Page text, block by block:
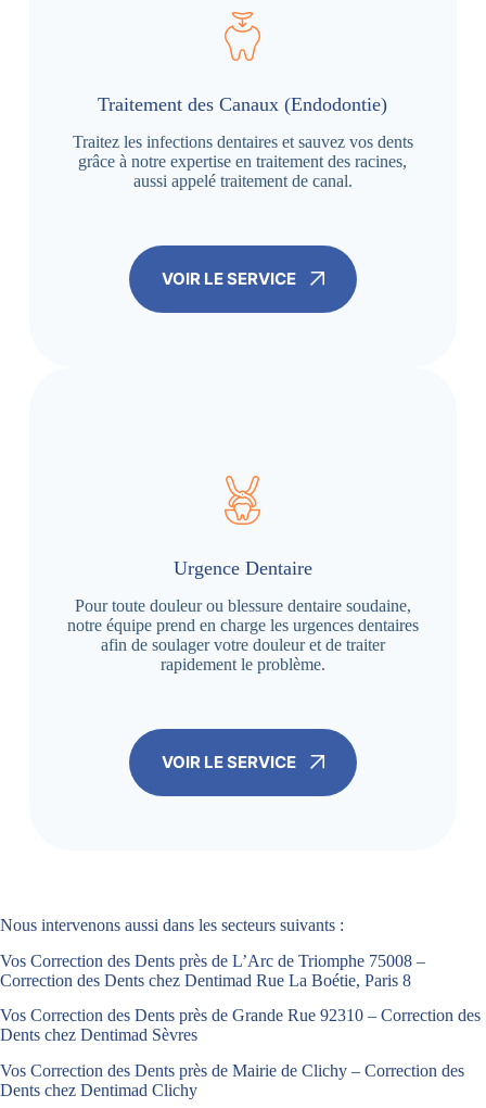
Traitement des Canaux (Endodontie)
Traitez les infections dentaires et sauvez vos dents
grâce à notre expertise en traitement des racines,
aussi appelé traitement de canal.
VOIR LE SERVICE
Urgence Dentaire
Pour toute douleur ou blessure dentaire soudaine,
notre équipe prend en charge les urgences dentaires
afin de soulager votre douleur et de traiter
rapidement le problème.
VOIR LE SERVICE
Nous intervenons aussi dans les secteurs suivants :
Vos Correction des Dents près de L’Arc de Triomphe 75008 –
Correction des Dents chez Dentimad Rue La Boétie, Paris 8
Vos Correction des Dents près de Grande Rue 92310 – Correction des
Dents chez Dentimad Sèvres
Vos Correction des Dents près de Mairie de Clichy – Correction des
Dents chez Dentimad Clichy